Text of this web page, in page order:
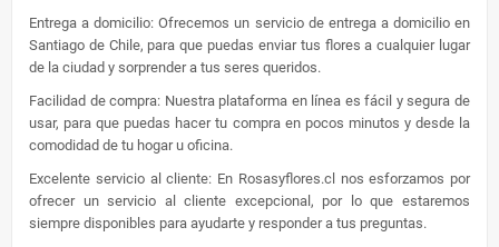
Entrega a domicilio: Ofrecemos un servicio de entrega a domicilio en
Santiago de Chile, para que puedas enviar tus flores a cualquier lugar
de la ciudad y sorprender a tus seres queridos.
Facilidad de compra: Nuestra plataforma en línea es fácil y segura de
usar, para que puedas hacer tu compra en pocos minutos y desde la
comodidad de tu hogar u oficina.
Excelente servicio al cliente: En Rosasyflores.cl nos esforzamos por
ofrecer un servicio al cliente excepcional, por lo que estaremos
siempre disponibles para ayudarte y responder a tus preguntas.